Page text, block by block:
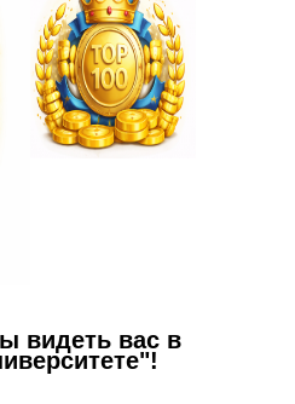
видеть вас в